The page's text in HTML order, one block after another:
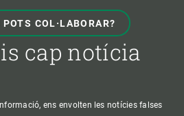
POTS COL·LABORAR?
cap notícia
ens envolten les notícies falses